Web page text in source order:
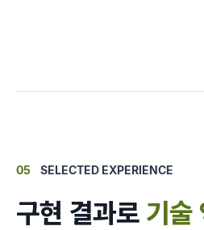
05 SELECTED EXPERIENCE
구현 결과로 기술